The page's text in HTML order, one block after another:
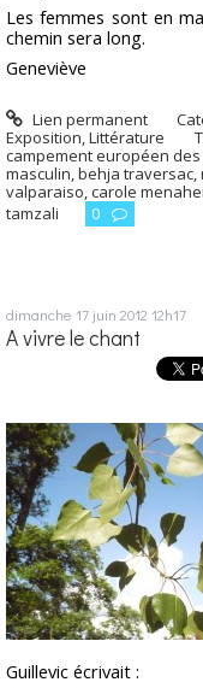
Les femmes sont en
chemin sera long.
Geneviève
Lien permanent
Exposition,Littérature
campement européen
masculin,behja traversac,
valparaiso,carole
tamzali
0
dimanche 17 juin 2012 12h17
A vivre le chant
Guillevic écrivait :